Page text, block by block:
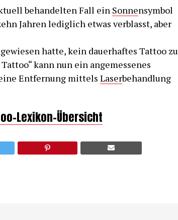
behandelten Fall ein Sonnensymbol
Jahren lediglich etwas verblasst, aber
hatte, kein dauerhaftes Tattoo zu
kann nun ein angemessenes
Entfernung mittels Laserbehandlung
Lexikon-Übersicht